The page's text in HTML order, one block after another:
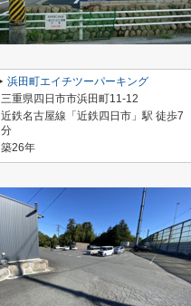
浜田町エイチツーパーキング
三重県四日市市浜田町11-12
近鉄名古屋線「近鉄四日市」駅 徒歩7
分
築26年